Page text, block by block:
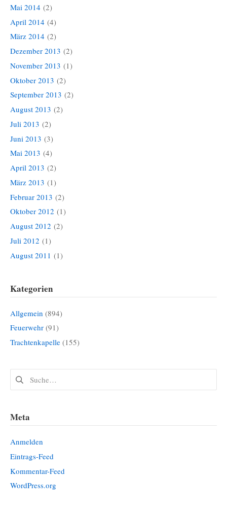
Mai 2014 (2)
April 2014 (4)
März 2014 (2)
Dezember 2013 (2)
November 2013 (1)
Oktober 2013 (2)
September 2013 (2)
August 2013 (2)
Juli 2013 (2)
Juni 2013 (3)
Mai 2013 (4)
April 2013 (2)
März 2013 (1)
Februar 2013 (2)
Oktober 2012 (1)
August 2012 (2)
Juli 2012 (1)
August 2011 (1)
Kategorien
Allgemein (894)
Feuerwehr (91)
Trachtenkapelle (155)
Suchen
nach:
Meta
Anmelden
Eintrags-Feed
Kommentar-Feed
WordPress.org